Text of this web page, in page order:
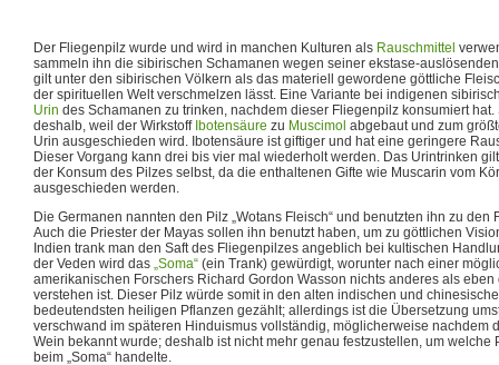
Der Fliegenpilz wurde und wird in manchen Kulturen als Rauschmittel
sammeln ihn die sibirischen Schamanen wegen seiner ekstase-
gilt unter den sibirischen Völkern als das materiell gewordene göttliche
der spirituellen Welt verschmelzen lässt. Eine Variante bei indigenen
Urin des Schamanen zu trinken, nachdem dieser Fliegenpilz konsumiert
deshalb, weil der Wirkstoff Ibotensäure zu Muscimol abgebaut und zum
Urin ausgeschieden wird. Ibotensäure ist giftiger und hat eine geringere
Dieser Vorgang kann drei bis vier mal wiederholt werden. Das Urintrinken
der Konsum des Pilzes selbst, da die enthaltenen Gifte wie Muscarin vom
ausgeschieden werden.
Die Germanen nannten den Pilz „Wotans Fleisch“ und benutzten ihn zu den
Auch die Priester der Mayas sollen ihn benutzt haben, um zu göttlichen
Indien trank man den Saft des Fliegenpilzes angeblich bei kultischen
der Veden wird das „Soma“ (ein Trank) gewürdigt, worunter nach einer
amerikanischen Forschers Richard Gordon Wasson nichts anderes als
verstehen ist. Dieser Pilz würde somit in den alten indischen und
bedeutendsten heiligen Pflanzen gezählt; allerdings ist die Übersetzung
verschwand im späteren Hinduismus vollständig, möglicherweise nachdem
Wein bekannt wurde; deshalb ist nicht mehr genau festzustellen, um welche
beim „Soma“ handelte.